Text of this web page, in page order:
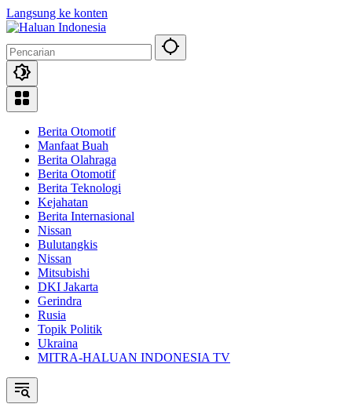
Langsung ke konten
Berita Otomotif
Manfaat Buah
Berita Olahraga
Berita Otomotif
Berita Teknologi
Kejahatan
Berita Internasional
Nissan
Bulutangkis
Nissan
Mitsubishi
DKI Jakarta
Gerindra
Rusia
Topik Politik
Ukraina
MITRA-HALUAN INDONESIA TV